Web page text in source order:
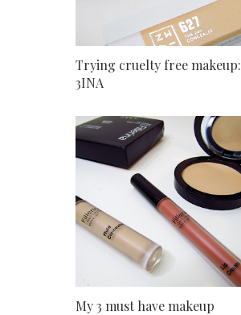
Trying cruelty free makeup:
3INA
My 3 must have makeup